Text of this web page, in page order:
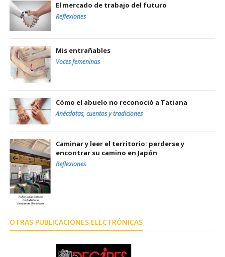
El mercado de trabajo del futuro
Reflexiones
Mis entrañables
Voces femeninas
Cómo el abuelo no reconoció a Tatiana
Anécdotas, cuentos y tradiciones
Caminar y leer el territorio: perderse y
encontrar su camino en Japón
Reflexiones
OTRAS PUBLICACIONES ELECTRÓNICAS